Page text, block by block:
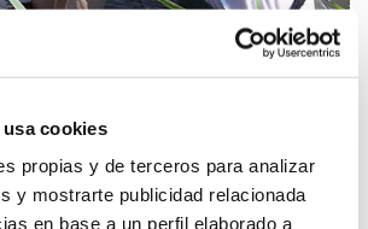
cookies
propias y de terceros para analizar
y mostrarte publicidad relacionada
en base a un perfil elaborado a
indicadores de la
en los humedales del
y Tancat de Milia